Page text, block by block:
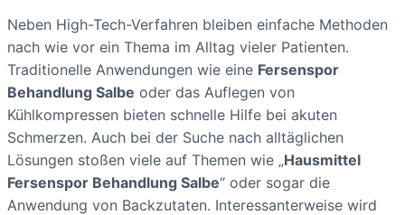
Neben High-Tech-Verfahren bleiben einfache Methoden
nach wie vor ein Thema im Alltag vieler Patienten.
Traditionelle Anwendungen wie eine Fersenspor
Behandlung Salbe oder das Auflegen von
Kühlkompressen bieten schnelle Hilfe bei akuten
Schmerzen. Auch bei der Suche nach alltäglichen
Lösungen stoßen viele auf Themen wie „Hausmittel
Fersenspor Behandlung Salbe“ oder sogar die
Anwendung von Backzutaten. Interessanterweise wird